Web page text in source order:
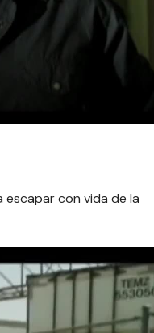
escapar con vida de la